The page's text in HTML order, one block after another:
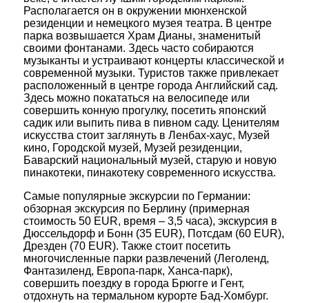
Располагается он в окружении мюнхенской
резиденции и немецкого музея театра. В центре
парка возвышается Храм Дианы, знаменитый
своими фонтанами. Здесь часто собираются
музыканты и устраивают концерты классической и
современной музыки. Туристов также привлекает
расположенный в центре города Английский сад.
Здесь можно покататься на велосипеде или
совершить конную прогулку, посетить японский
садик или выпить пива в пивном саду. Ценителям
искусства стоит заглянуть в Ленбах-хаус, Музей
кино, Городской музей, Музей резиденции,
Баварский национальный музей, старую и новую
пинакотеки, пинакотеку современного искусства.
Самые популярные экскурсии по Германии:
обзорная экскурсия по Берлину (примерная
стоимость 50 EUR, время – 3,5 часа), экскурсия в
Дюссельдорф и Бонн (35 EUR), Потсдам (60 EUR),
Дрезден (70 EUR). Также стоит посетить
многочисленные парки развлечений (Леголенд,
Фантазиленд, Европа-парк, Ханса-парк),
совершить поездку в города Брюгге и Гент,
отдохнуть на термальном курорте Бад-Хомбург.